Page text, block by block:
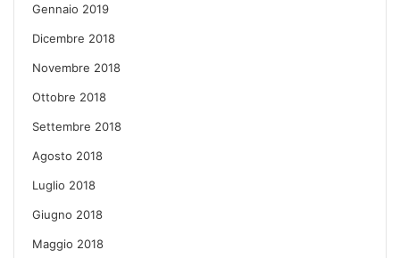
Gennaio 2019
Dicembre 2018
Novembre 2018
Ottobre 2018
Settembre 2018
Agosto 2018
Luglio 2018
Giugno 2018
Maggio 2018